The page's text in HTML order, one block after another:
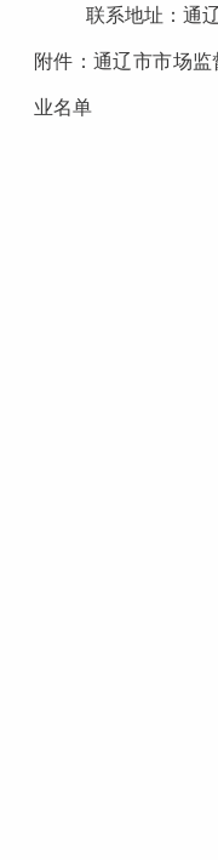
联系地址： 通
附件：通辽市市场监
业名单